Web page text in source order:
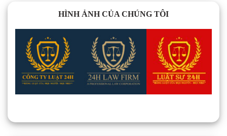
HÌNH ẢNH CỦA CHÚNG TÔI